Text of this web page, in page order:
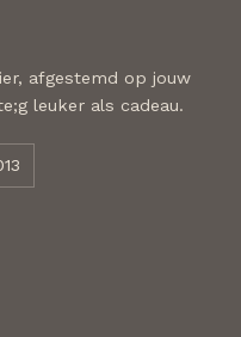
afgestemd op jouw
leuker als cadeau.